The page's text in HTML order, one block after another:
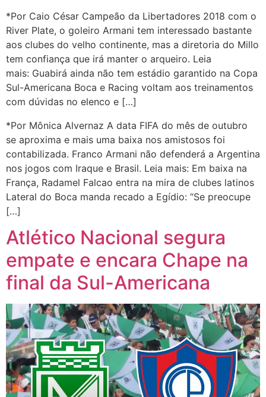
*Por Caio César Campeão da Libertadores 2018 com o
River Plate, o goleiro Armani tem interessado bastante
aos clubes do velho continente, mas a diretoria do Millo
tem confiança que irá manter o arqueiro. Leia
mais: Guabirá ainda não tem estádio garantido na Copa
Sul-Americana Boca e Racing voltam aos treinamentos
com dúvidas no elenco e […]
*Por Mônica Alvernaz A data FIFA do mês de outubro
se aproxima e mais uma baixa nos amistosos foi
contabilizada. Franco Armani não defenderá a Argentina
nos jogos com Iraque e Brasil. Leia mais: Em baixa na
França, Radamel Falcao entra na mira de clubes latinos
Lateral do Boca manda recado a Egídio: “Se preocupe
[…]
Atlético Nacional segura
empate e encara Chape na
final da Sul-Americana